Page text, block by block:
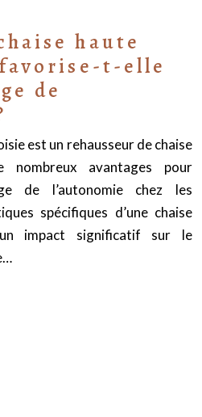
haute
t-elle
de
est un rehausseur de chaise
avantages pour
de l’autonomie chez les
spécifiques d’une chaise
impact significatif sur le